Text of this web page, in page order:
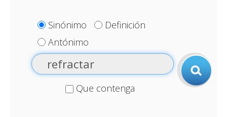
Sinónimo
Definición
Antónimo
Que contenga